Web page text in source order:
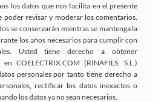
los datos que nos facilita en el presente
revisar y moderar los comentarios.
se conservarán mientras se mantenga la
los años necesarios para cumplir con
Usted tiene derecho a obtener
COELECTRIX.COM (RINAFILS, S.L.)
personales por tanto tiene derecho a
rectificar los datos inexactos o
los datos ya no sean necesarios.